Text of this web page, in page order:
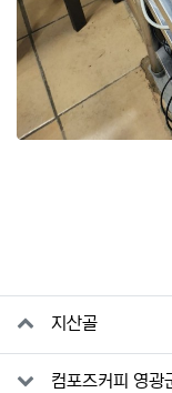
관련자료
지산골
컴포즈커피 영광